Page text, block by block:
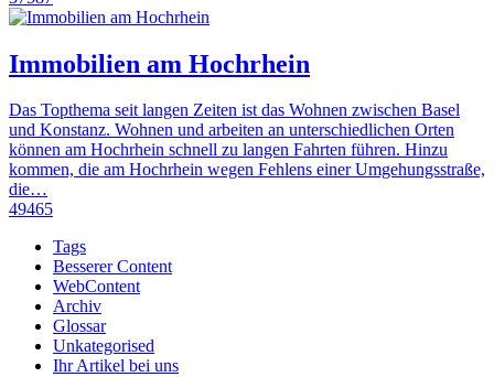
Immobilien am Hochrhein
Das Topthema seit langen Zeiten ist das Wohnen zwischen Basel
und Konstanz. Wohnen und arbeiten an unterschiedlichen Orten
können am Hochrhein schnell zu langen Fahrten führen. Hinzu
kommen, die am Hochrhein wegen Fehlens einer Umgehungsstraße,
die…
49465
Tags
Besserer Content
WebContent
Archiv
Glossar
Unkategorised
Ihr Artikel bei uns